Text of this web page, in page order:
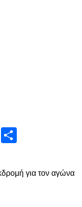
Telegram
για τον αγώνα